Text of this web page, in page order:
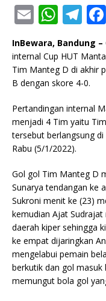
E
ai
l
W
h
at
s
A
p
p
T
e
g
ra
m
InBewara, Bandung –
internal Cup HUT
Tim Manteg D di akhir
B dengan skore 4-0.
Pertandingan internal
menjadi 4 Tim yaitu
tersebut berlangsung
Rabu (5/1/2022).
Gol gol Tim Manteg D
Sunarya tendangan ke
Sukroni menit ke (23)
kemudian Ajat
daerah kiper sehingga
ke empat dijaringkan
mengelabui pemain
berkutik dan gol masuk
memungut bola gol